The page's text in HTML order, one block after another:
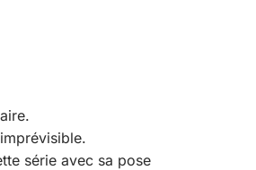
série avec sa pose